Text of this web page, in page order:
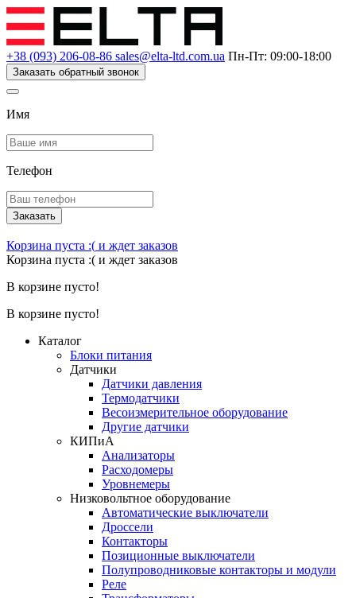
+38 (093) 206-08-86 sales@elta-ltd.com.ua Пн-Пт: 09:00-18:00
Заказать обратный звонок
Имя
Телефон
Заказать
Корзина пуста :( и ждет заказов
Корзина пуста :( и ждет заказов
В корзине пусто!
В корзине пусто!
Каталог
Блоки питания
Датчики
Датчики давления
Термодатчики
Весоизмерительное оборудование
Другие датчики
КИПиА
Анализаторы
Расходомеры
Уровнемеры
Низковольтное оборудование
Автоматические выключатели
Дроссели
Контакторы
Позиционные выключатели
Полупроводниковые контакторы и модули
Реле